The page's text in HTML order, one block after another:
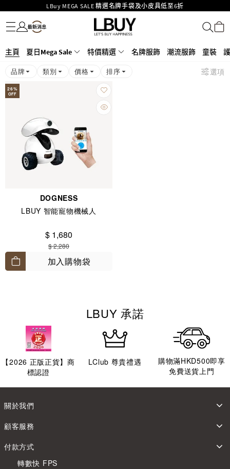
LBuy MEGA SALE 精選名牌手袋及小皮具低至6折
Goyard Hobo / Hobo Mini人氣限量特別版限時原價低至75折!
LBuy呈獻 - Hermès 及 Chanel 手袋及首飾原價低至6折，立即入手!
426號舖！
MOKO 1樓175號鋪旗艦店特設名牌Hermès、CHANEL及LV專區！
購物滿HKD500即享免運費！
名牌服飾
潮流服飾
童裝
護膚美妝
香水香薰
個人護理
母嬰護理
遊戲及精品玩具
文儀用品
家居生活
電子產品
美食
醫藥保健
運動與戶外用品
主頁 夏日Mega Sale 特價精選 名牌服飾 潮流服飾 童裝
品牌 類別 價格 排序 選項
26%
OFF
DOGNESS
LBUY 智能寵物機械人
$ 1,680
$ 2,280
加入購物袋
LBUY 承諾
【2026 正版正貨】商
標認證
LClub 尊貴禮遇
購物滿HKD500即享
免費送貨上門
關於我們
顧客服務
付款方式
轉數快 FPS